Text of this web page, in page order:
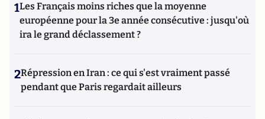
1Les Français moins riches que la moyenne
européenne pour la 3e année consécutive : jusqu'où
ira le grand déclassement ?
2Répression en Iran : ce qui s'est vraiment passé
pendant que Paris regardait ailleurs